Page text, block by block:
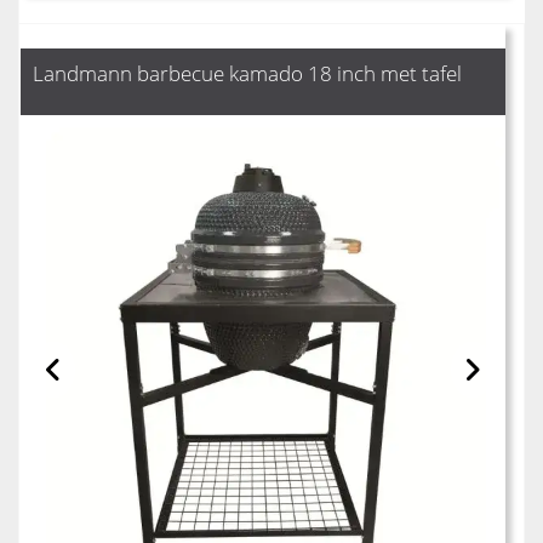
Landmann barbecue kamado 18 inch met tafel